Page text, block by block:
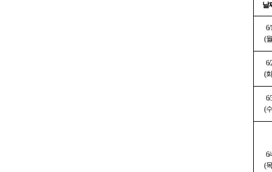
날
6/
(월
6/
(
6/
(수
6/
(목